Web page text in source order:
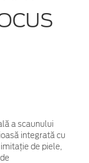
a scaunului
integrată cu
de piele,